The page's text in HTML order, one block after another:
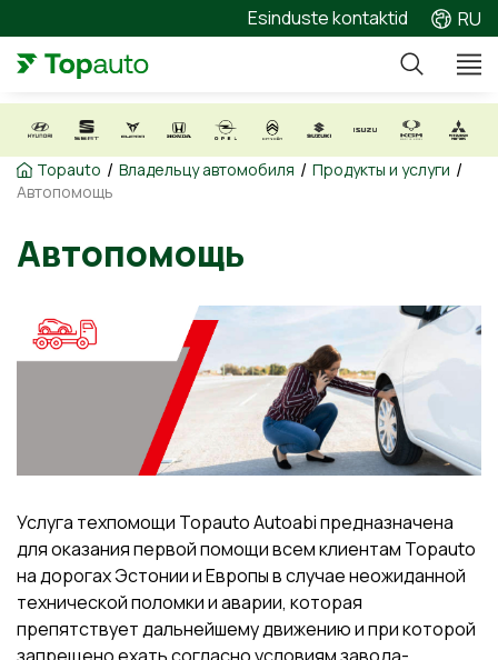
Esinduste kontaktid RU
Topauto / Владельцу автомобиля / Продукты и услуги /
Автопомощь
Автопомощь
Услуга техпомощи Topauto Autoabi предназначена
для оказания первой помощи всем клиентам Topauto
на дорогах Эстонии и Европы в случае неожиданной
технической поломки и аварии, которая
препятствует дальнейшему движению и при которой
запрещено ехать согласно условиям завода-